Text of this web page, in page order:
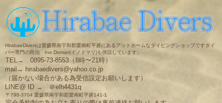
HirabaeDiversは愛媛県南宇和郡愛南町平碆にあるアットホームなダイビングショップですダイ
バー専門の民泊 Ino Domari(イノドマリ)も併設しています。
TEL→ 0895-73-8553（8時〜21時）
mail→ hirabaedivers@yahoo.co.jp
（届かない場合がある為受信設定お願いします）
LINE@ ID → ＠elh4431q
〒798-3704 愛媛県南宇和郡愛南町平碆141-1